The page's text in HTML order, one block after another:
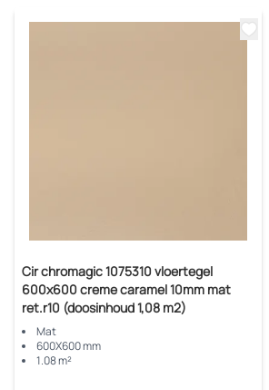
Cir chromagic 1075310 vloertegel
600x600 creme caramel 10mm mat
ret.r10 (doosinhoud 1,08 m2)
Mat
600X600 mm
1.08 m²